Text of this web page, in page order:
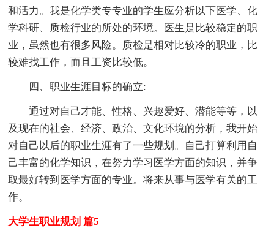
和活力。我是化学类专专业的学生应分析以下医学、化
学科研、质检行业的所处的环境。医生是比较稳定的职
业，虽然也有很多风险。质检是相对比较冷的职业，比
较难找工作，而且工资比较低。
四、职业生涯目标的确立:
通过对自己才能、性格、兴趣爱好、潜能等等，以
及现在的社会、经济、政治、文化环境的分析，我开始
对自己以后的职业生涯有了一些规划。自己打算利用自
己丰富的化学知识，在努力学习医学方面的知识，并争
取最好转到医学方面的专业。将来从事与医学有关的工
作。
大学生职业规划 篇5